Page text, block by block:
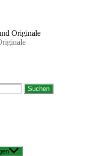
Originale